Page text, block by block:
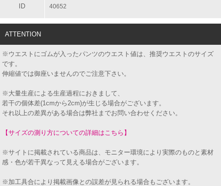
ID 40652
ATTENTION
※ウエストにゴムが入ったパンツのウエスト値は、推奨ウエストのサイズ
です。
伸縮値では御座いませんのでご注意下さい。
※大量生産による生産過程におきまして、
若干の個体差(1cmから2cm)が生じる場合がございます。
それ以上の差異がある場合は弊社までお問い合わせください。
【サイズの測り方についての詳細はこちら】
※サイトに掲載されている商品は、モニター環境により実際のものと素材
感・色が若干異なって見える場合がございます。
※加工具合により掲載画像との誤差が見られる場合もございます。